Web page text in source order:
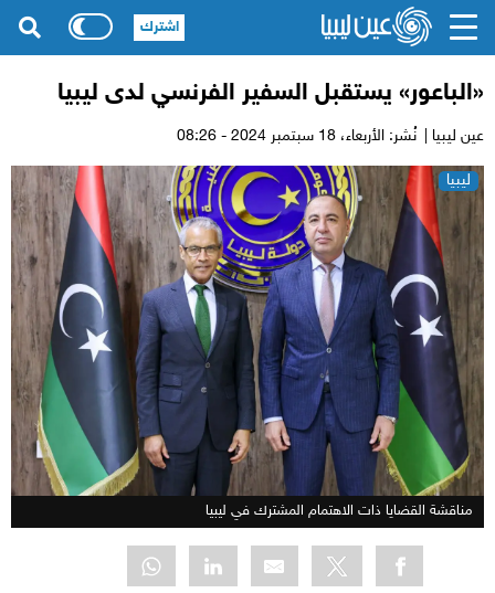
«الباعور» يستقبل السفير الفرنسي لدى ليبيا
عين ليبيا | نُشر: الأربعاء،
ليبيا
مناقشة القضايا ذات الاهتمام المشترك في ليبيا
اشترك